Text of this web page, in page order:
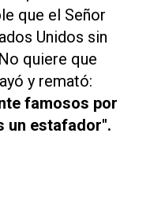
que el Señor
Unidos sin
quiere que
y remató:
famosos por
un estafador".